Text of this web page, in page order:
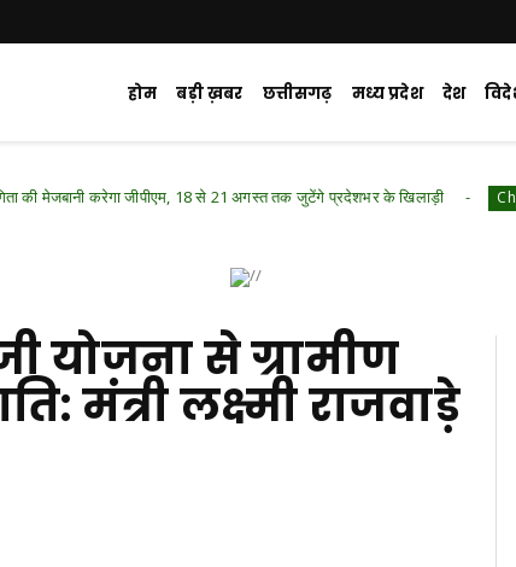
होम बड़ी ख़बर छत्तीसगढ़ मध्य प्रदेश देश
जीपीएम, 18 से 21 अगस्त तक जुटेंगे प्रदेशभर के खिलाड़ी Chhattisgarh
योजना से ग्रामीण
मंत्री लक्ष्मी राजवाड़े